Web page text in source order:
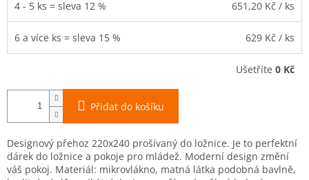
4 - 5 ks = sleva 12 % 651,20 Kč / ks
6 a více ks = sleva 15 % 629 Kč / ks
Ušetříte 0 Kč
Přidat do košíku
Designový přehoz 220x240 prošívaný do ložnice. Je to perfektní
dárek do ložnice a pokoje pro mládež. Moderní design změní
váš pokoj. Materiál: mikrovlákno, matná látka podobná bavlně,